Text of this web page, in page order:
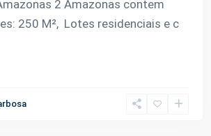
2 Amazonas contem
250 M², Lotes residenciais e c